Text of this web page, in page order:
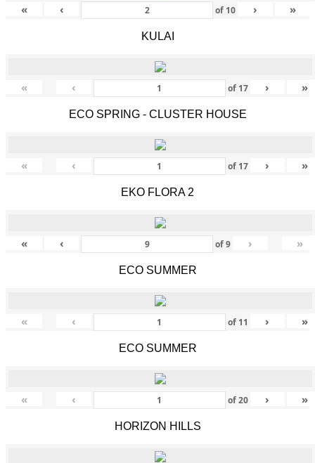
« ‹ of 10 › »
KULAI
« ‹ of 17 › »
ECO SPRING - CLUSTER HOUSE
« ‹ of 17 › »
EKO FLORA 2
« ‹ of9 › »
ECO SUMMER
« ‹ of 11 › »
ECO SUMMER
« ‹ of20 › »
HORIZON HILLS